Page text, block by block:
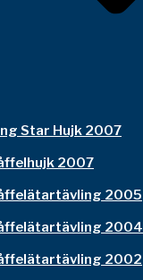
Star Hujk 2007
2007
2005
2004
2002